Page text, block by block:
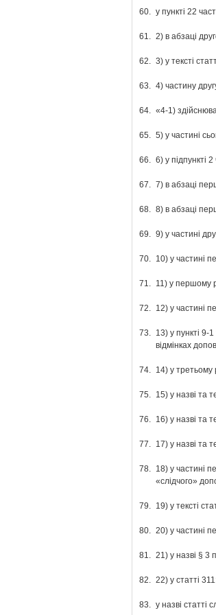
60. у пункті 22
61. 2) в абзаці
62. 3) у тексті
63. 4) частину
64. «4-1)
65. 5) у частині
66. 6) у підпункті
67. 7) в абзаці
68. 8) в абзаці
69. 9) у частині
70. 10) у частині
71. 11) у першому
72. 12) у частині
73. 13) у пункті 9-
відмінках
74. 14) у третьому
75. 15) у назві та
76. 16) у назві та
77. 17) у назві та
78. 18) у частині
«слідчого»
79. 19) у тексті
80. 20) у частині
81. 21) у назві § 3
82. 22) у статті
83. у назві статті